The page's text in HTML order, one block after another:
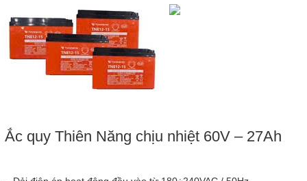
Ắc quy Thiên Năng chịu nhiệt 60V – 27Ah